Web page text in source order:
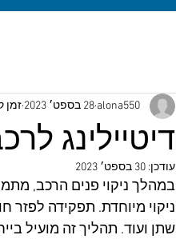
דיטיילינג
alona550 28 בספט׳ 2023 זמן
עודכן: 30 בספט׳ 2023
במהלך ניקוי פנים הרכב,
ניקוי מיוחדת. תפקידה לפזר
שתן ועוד. תהליך זה מועיל